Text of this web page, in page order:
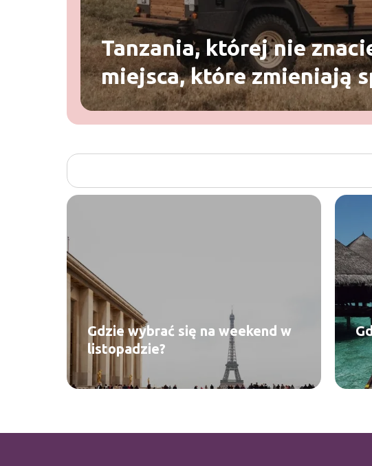
Tanzania, której nie
miejsca, które zmieniają
myślenia o safari
Gdzie wybrać się na weekend w
listopadzie?